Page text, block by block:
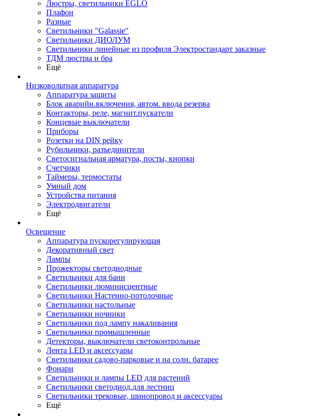
Люстры, светильники EGLO
Плафон
Разные
Светильники "Galassie"
Светильники ДИОЛУМ
Светильники линейные из профиля Электростандарт заказные
ТДМ люстры и бра
Ещё
Низковольтная аппаратура
Аппаратура защиты
Блок аварийн.включения, автом. ввода резерва
Контакторы, реле, магнит.пускатели
Концевые выключатели
Приборы
Розетки на DIN рейку
Рубильники, разъединители
Светосигнальная арматура, посты, кнопки
Счетчики
Таймеры, термостаты
Умный дом
Устройства питания
Электродвигатели
Ещё
Освещение
Аппаратура пускорегулирующая
Декоративный свет
Лампы
Прожекторы светодиодные
Светильники для бани
Светильники люминисцентные
Светильники Настенно-потолочные
Светильники настольные
Светильники ночники
Светильники под лампу накаливания
Светильники промышленные
Детекторы, выключатели светоконтрольные
Лента LED и аксессуары
Светильники садово-парковые и на солн. батарее
Фонари
Светильники и лампы LED для растений
Светильники светодиод.для лестниц
Светильники трековые, шинопровод и аксессуары
Ещё